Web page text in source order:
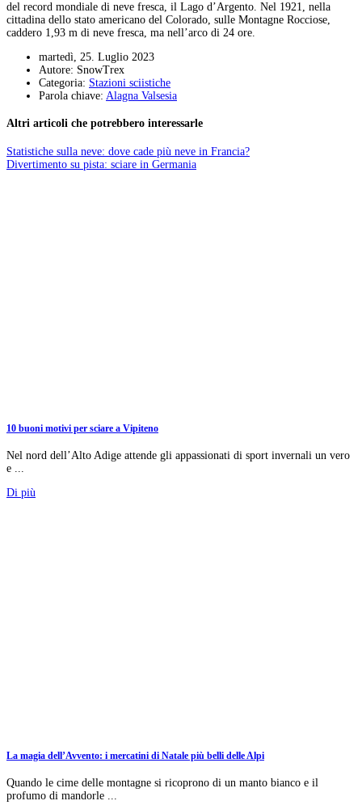
del record mondiale di neve fresca, il Lago d’Argento. Nel 1921, nella
cittadina dello stato americano del Colorado, sulle Montagne Rocciose,
caddero 1,93 m di neve fresca, ma nell’arco di 24 ore.
martedì, 25. Luglio 2023
Autore: SnowTrex
Categoria: Stazioni sciistiche
Parola chiave: Alagna Valsesia
Altri articoli che potrebbero interessarle
Statistiche sulla neve: dove cade più neve in Francia?
Divertimento su pista: sciare in Germania
10 buoni motivi per sciare a Vipiteno
Nel nord dell’Alto Adige attende gli appassionati di sport invernali un vero
e ...
Di più
La magia dell’Avvento: i mercatini di Natale più belli delle Alpi
Quando le cime delle montagne si ricoprono di un manto bianco e il
profumo di mandorle ...